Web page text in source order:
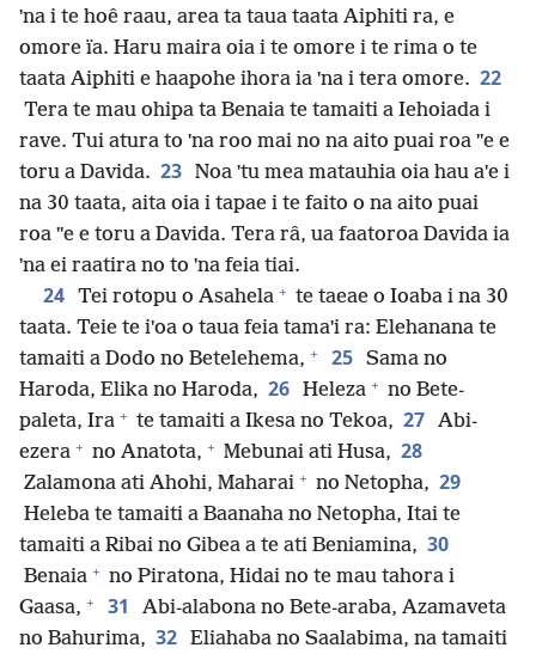
ˈna i te hoê raau, area ta taua taata Aiphiti ra, e
omore ïa. Haru maira oia i te omore i te rima o te
taata Aiphiti e haapohe ihora ia ˈna i tera omore. 22
Tera te mau ohipa ta Benaia te tamaiti a Iehoiada i
rave. Tui atura to ˈna roo mai no na aito puai roa ˈˈe e
toru a Davida. 23 Noa ˈtu mea matauhia oia hau aˈe i
na 30 taata, aita oia i tapae i te faito o na aito puai
roa ˈˈe e toru a Davida. Tera râ, ua faatoroa Davida ia
ˈna ei raatira no to ˈna feia tiai.
24 Tei rotopu o Asahela + te taeae o Ioaba i na 30
taata. Teie te iˈoa o taua feia tamaˈi ra: Elehanana te
tamaiti a Dodo no Betelehema, + 25 Sama no
Haroda, Elika no Haroda, 26 Heleza + no Bete-
paleta, Ira + te tamaiti a Ikesa no Tekoa, 27 Abi-
ezera + no Anatota, + Mebunai ati Husa, 28
Zalamona ati Ahohi, Maharai + no Netopha, 29
Heleba te tamaiti a Baanaha no Netopha, Itai te
tamaiti a Ribai no Gibea a te ati Beniamina, 30
Benaia + no Piratona, Hidai no te mau tahora i
Gaasa, + 31
Abi-alabona no Bete-araba, Azamaveta
no Bahurima, 32 Eliahaba no Saalabima, na tamaiti